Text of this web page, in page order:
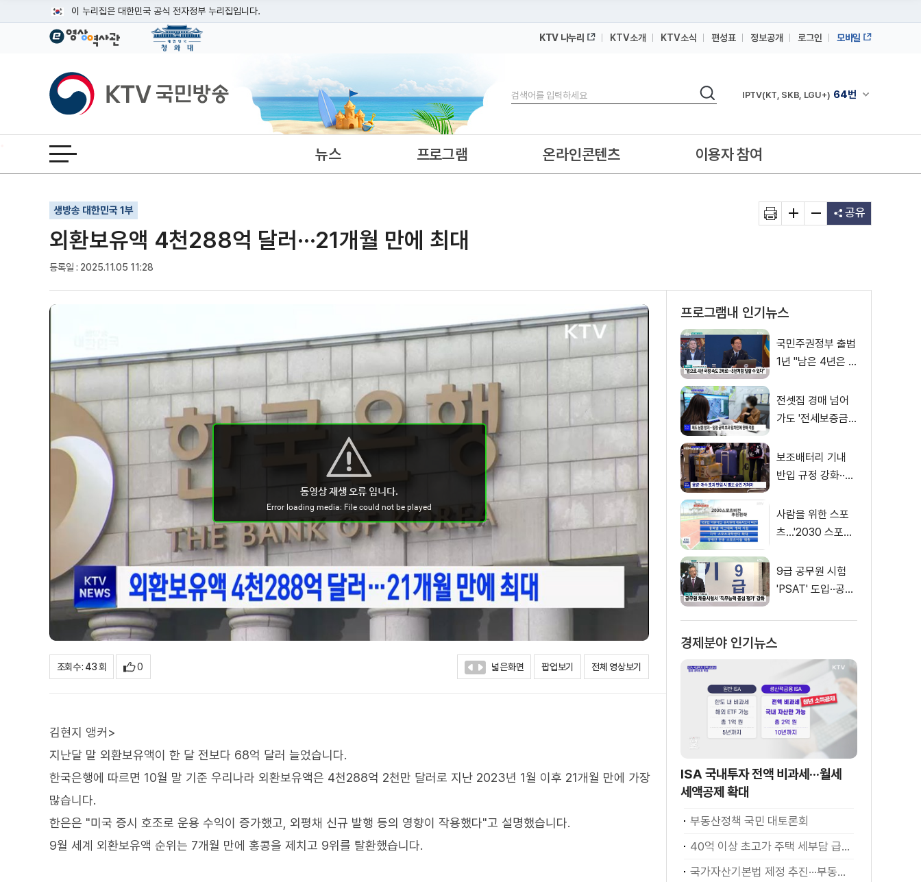
이 누리집은 대한민국 공식 전자정부 누리집입니다.
공식 누리집 주소 확인하기
이밖에 or.kr 또는 .kr등 다른 도메인 주소를 사용하고 있다면 아래 URL에서 도메인 주소를 확인해 보세요
운영중인 공식 누리집보기
KTV 나누리 KTV소개 KTV소식 편성표 정보공개 로그인 모바일
KTV국민방송
검색
검색 채널안내 펼쳐
IPTV(KT, SKB, LGU+) 64번
IPTV(KT, SKB, LGU+)
전체메뉴 열기 뉴스 프로그램 온라인콘텐츠 이용자 참여
생방송 대한민국 1부
외환보유액 4천288억 달러···21개월 만에 최대
등록일 : 2025.11.05 11:28
기사인쇄
글자확대
글자축소 공유
조회수 : 43 회 0 넓은화면 팝업보기 전체 영상보기
김현지 앵커>
지난달 말 외환보유액이 한 달 전보다 68억 달러 늘었습니다.
한국은행에 따르면 10월 말 기준 우리나라 외환보유액은 4천288억 2천만 달러로 지난 2023년 1월 이후 21개월 만에 가장
많습니다.
한은은 "미국 증시 호조로 운용 수익이 증가했고, 외평채 신규 발행 등의 영향이 작용했다"고 설명했습니다.
9월 세계 외환보유액 순위는 7개월 만에 홍콩을 제치고 9위를 탈환했습니다.
프로그램내 인기뉴스
국민주권정부 출범
1년 "남은 4년은 8
전셋집 경매 넘어
가도 '전세보증금'
보조배터리 기내
반입 규정 강화··
사람을 위한 스포
츠…'2030 스포츠
9급 공무원 시험
'PSAT' 도입··공정
경제분야 인기뉴스
ISA 국내투자 전액 비과세···월세
세액공제 확대
부동산정책 국민 대토론회
40억 이상 초고가 주택 세부담 급증···실수요자 보호 강화
국가자산기본법 제정 추진···부동산·주식 등 통합 관리